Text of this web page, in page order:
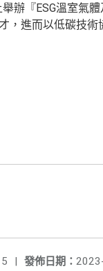
辦『ESG溫室氣體
，進而以低碳技術
發佈日期：
|